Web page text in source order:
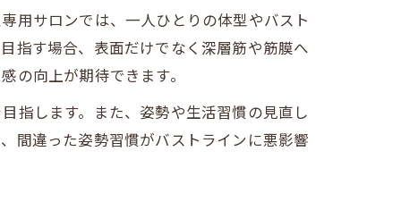
用サロンでは、一人ひとりの体型やバスト
指す場合、表面だけでなく深層筋や筋膜へ
の向上が期待できます。
指します。また、姿勢や生活習慣の見直し
間違った姿勢習慣がバストラインに悪影響